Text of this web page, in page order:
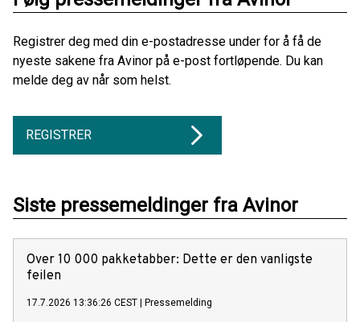
Registrer deg med din e-postadresse under for å få de
nyeste sakene fra Avinor på e-post fortløpende. Du kan
melde deg av når som helst.
REGISTRER
Siste pressemeldinger fra Avinor
Over 10 000 pakketabber: Dette er den vanligste
feilen
17.7.2026 13:36:26 CEST | Pressemelding